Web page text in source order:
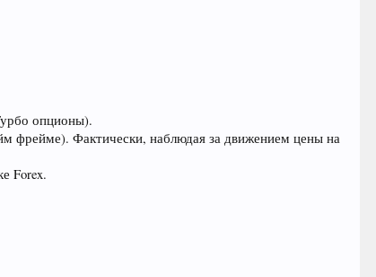
опционы).
фрейме). Фактически, наблюдая за движением цены на
Forex.